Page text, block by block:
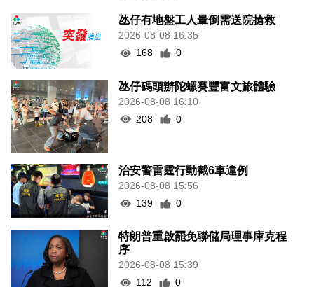
氹仔有地盤工人暈倒需送院搶救
2026-08-08 16:35
168
0
氹仔碼頭辦陀螺賽豐富文旅體驗
2026-08-08 16:10
208
0
治安警雷霆行動截6車違例
2026-08-08 15:56
139
0
特朗普重啟罷免聯儲局理事庫克程
序
2026-08-08 15:39
112
0